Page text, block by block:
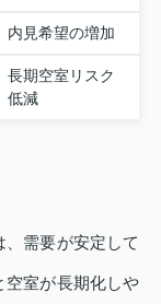
内見希望の増加
長期空室リスク
低減
需要が安定して
空室が長期化しや